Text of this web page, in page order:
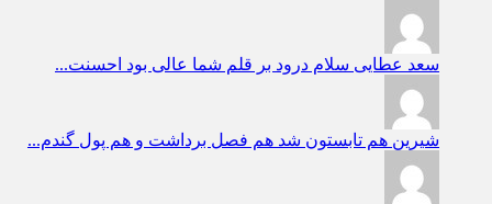
سعد عطایی سلام درود بر قلم شما عالی بود احسنت...
شیرین هم تابستون شد هم فصل برداشت و هم پول گندم...